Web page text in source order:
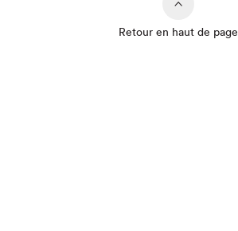
Retour en haut de page